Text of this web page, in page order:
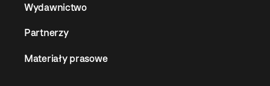
Wydawnictwo
Partnerzy
Materiały prasowe